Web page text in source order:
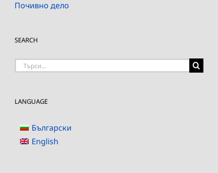
Почивно дело
SEARCH
Търсене
LANGUAGE
Български
English